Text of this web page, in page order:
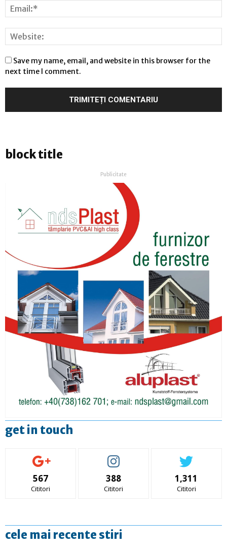
Save my name, email, and website in this browser for the
next time I comment.
block title
Publicitate
get in touch
567
Cititori
388
Cititori
1,311
Cititori
cele mai recente stiri